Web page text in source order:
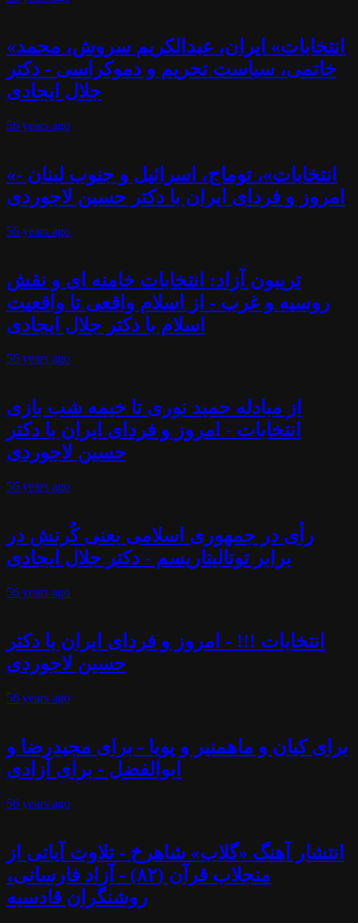
«انتخابات» ایران، عبدالکریم سروش، محمد
خاتمی، سیاست تحریم و دموکراسی - دکتر
جلال ایجادی
56 years ago
«انتخابات»، توماج، اسرائیل و جنوب لبنان -
امروز و فردای ایران با دکتر حسین لاجوردی
56 years ago
تریبون آزاد: انتخابات خامنه ای و نقش
روسیه و غرب - از اسلام واقعی تا واقعیت
اسلام با دکتر جلال ایجادی
56 years ago
از مبادله حمید نوری تا خیمه شب بازی
انتخابات - امروز و فردای ایران با دکتر
حسین لاجوردی
56 years ago
رأی در جمهوری اسلامی یعنی کُرنش در
برابر توتالیتاریسم - دکتر جلال ایجادی
56 years ago
انتخابات !!! - امروز و فردای ایران با دکتر
حسین لاجوردی
56 years ago
برای کیان و ماهمنیر و پویا - برای مجیدرضا و
ابوالفضل - برای آزادی
56 years ago
انتشار آهنگ «گلاب» شاهرخ - تلاوت آیاتی از
منجلاب قرآن (۸۲) - آزاد فارسانی،
روشنگران قادسیه